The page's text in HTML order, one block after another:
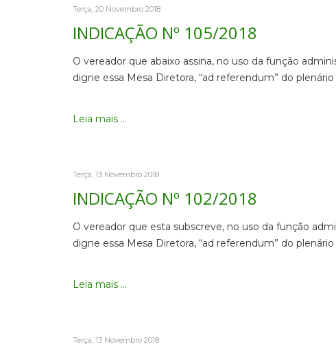
Terça, 20 Novembro 2018
INDICAÇÃO Nº 105/2018
O vereador que abaixo assina, no uso da função
digne essa Mesa Diretora, “ad referendum” do
Leia mais ...
Terça, 13 Novembro 2018
INDICAÇÃO Nº 102/2018
O vereador que esta subscreve, no uso da função
digne essa Mesa Diretora, “ad referendum” do
Leia mais ...
Terça, 13 Novembro 2018